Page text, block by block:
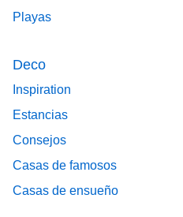
Playas
Deco
Inspiration
Estancias
Consejos
Casas de famosos
Casas de ensueño